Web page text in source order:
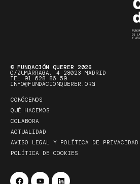
© FUNDACIÓN QUERER 2026
C/ZUMÁRRAGA, 4 28023 MADRID
TEL 91 628 86 59
INFO@FUNDACIONQUERER.ORG
CONÓCENOS
QUÉ HACEMOS
COLABORA
ACTUALIDAD
AVISO LEGAL Y POLÍTICA DE PRIVACIDAD
POLÍTICA DE COOKIES